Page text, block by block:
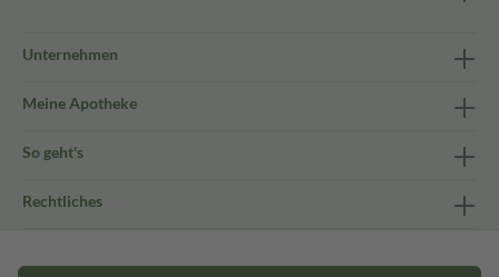
Unternehmen
Meine Apotheke
So geht's
Rechtliches